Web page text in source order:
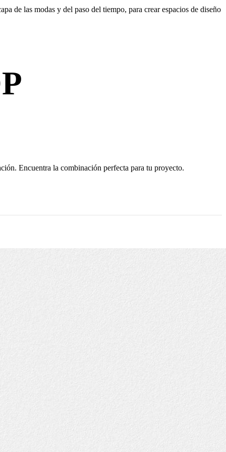
de las modas y del paso del tiempo, para crear espacios de diseño
Encuentra la combinación perfecta para tu proyecto.